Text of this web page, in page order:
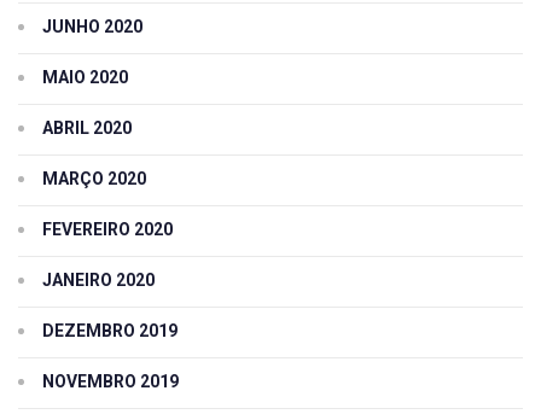
JUNHO 2020
MAIO 2020
ABRIL 2020
MARÇO 2020
FEVEREIRO 2020
JANEIRO 2020
DEZEMBRO 2019
NOVEMBRO 2019